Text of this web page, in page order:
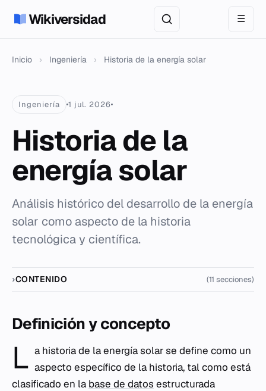
Wikiversidad ☰
Inicio › Ingeniería › Historia de la energía solar
Ingeniería 1 jul. 2026
Historia de la
energía solar
Análisis histórico del desarrollo de la energía
solar como aspecto de la historia
tecnológica y científica.
CONTENIDO (11 secciones)
Definición y concepto
L a historia de la energía solar se define como un
aspecto específico de la historia, tal como está
clasificado en la base de datos estructurada